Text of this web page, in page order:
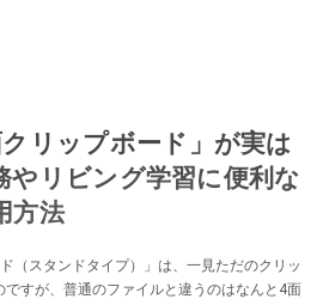
リップボード」が実は
やリビング学習に便利な
方法
（スタンドタイプ）」は、一見ただのクリッ
すが、普通のファイルと違うのはなんと4面